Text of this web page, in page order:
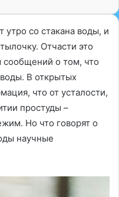
со стакана воды, и
Отчасти это
сообщений о том, что
В открытых
что от усталости,
простуды –
Но что говорят о
научные